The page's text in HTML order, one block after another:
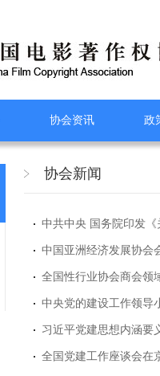
协会资讯 政
协会新闻
中共中央 国务院印发
中国亚洲经济发展协会
全国性行业协会商会领
中央党的建设工作领导
习近平党建思想内涵要
全国党建工作座谈会在